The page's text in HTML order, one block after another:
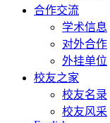
合作交流
学术信息
对外合作
外挂单位
校友之家
校友名录
校友风采